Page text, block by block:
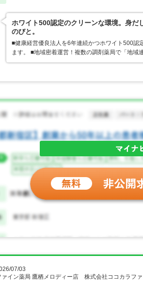
ホワイト500認定のクリーンな環境。身だ
のびと。
■健康経営優良法人を6年連続かつホワイト500認
ます。 ■地域密着運営！複数の調剤薬局で「地
07/03
ァイン薬局 鷹栖メロディー店 株式会社ココカラフ